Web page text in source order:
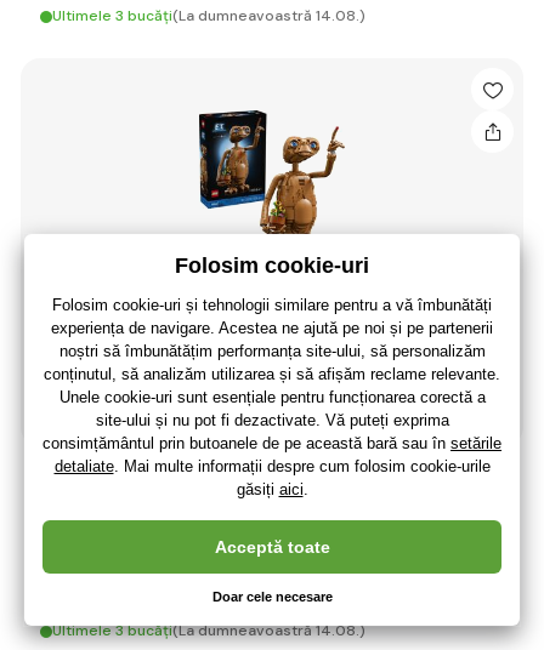
Ultimele 3 bucăți(La dumneavoastră 14.08.)
LEGO® Ideas 21370 E.T. Extraterestrul
677,25 lei
Ultimele 3 bucăți(La dumneavoastră 14.08.)